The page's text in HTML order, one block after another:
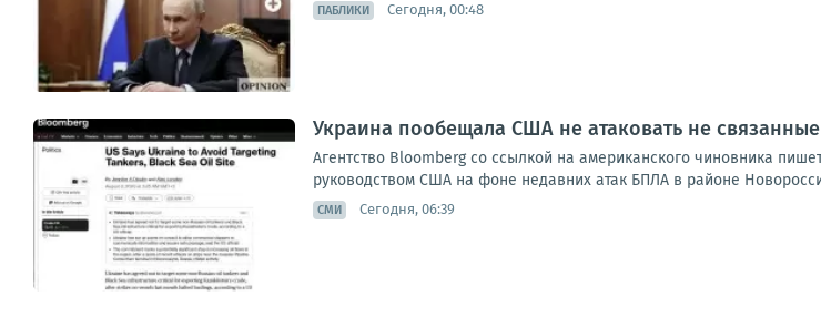
ПАБЛИКИ Сегодня, 00:48
Украина пообещала США не атаковать не
Агентство Bloomberg со ссылкой на американского чиновника
руководством США на фоне недавних атак БПЛА в районе
СМИ Сегодня, 06:39